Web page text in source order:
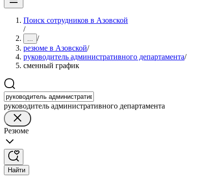
Поиск сотрудников в Азовской
/
... /
резюме в Азовской/
руководитель административного департамента/
сменный график
руководитель административного департамента
Резюме
Найти